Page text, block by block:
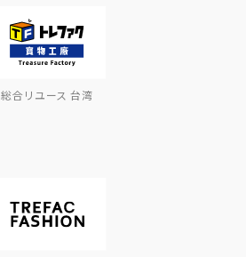
総合リユース 台湾